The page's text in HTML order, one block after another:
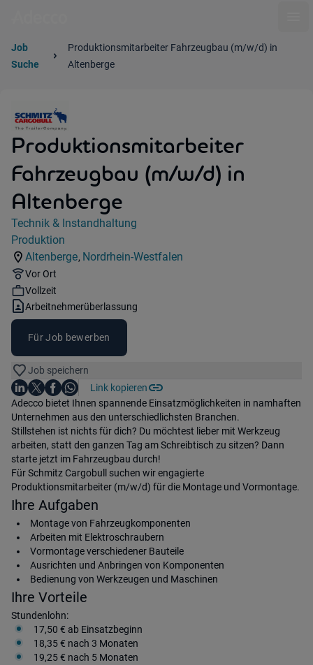
Job
Suche
Produktionsmitarbeiter Fahrzeugbau (m/w/d) in
Altenberge
Produktionsmitarbeiter
Fahrzeugbau (m/w/d) in
Altenberge
Jobdetails
Kategorie:
Technik & Instandhaltung
Industry:
Produktion
Standorte:
Altenberge,
Region:
Nordrhein-Westfalen
Remote Option:
Vor Ort
Workhours:
Vollzeit
Vertragsart:
Arbeitnehmerüberlassung
Für Job bewerben
Job speichern
Teile diesen Job
Auf LinkedIn teilen
Auf X teilen
Auf Facebook teilen
Auf WhatsApp teilen
Link kopieren
Einleitung
Adecco bietet Ihnen spannende Einsatzmöglichkeiten in namhaften
Unternehmen aus den unterschiedlichsten Branchen.
Stillstehen ist nichts für dich? Du möchtest lieber mit Werkzeug
arbeiten, statt den ganzen Tag am Schreibtisch zu sitzen? Dann
starte jetzt im Fahrzeugbau durch!
Für Schmitz Cargobull suchen wir engagierte
Produktionsmitarbeiter (m/w/d) für die Montage und Vormontage.
Ihre Aufgaben
Montage von Fahrzeugkomponenten
Arbeiten mit Elektroschraubern
Vormontage verschiedener Bauteile
Ausrichten und Anbringen von Komponenten
Bedienung von Werkzeugen und Maschinen
Ihre Vorteile
Stundenlohn:
17,50 € ab Einsatzbeginn
18,35 € nach 3 Monaten
19,25 € nach 5 Monaten